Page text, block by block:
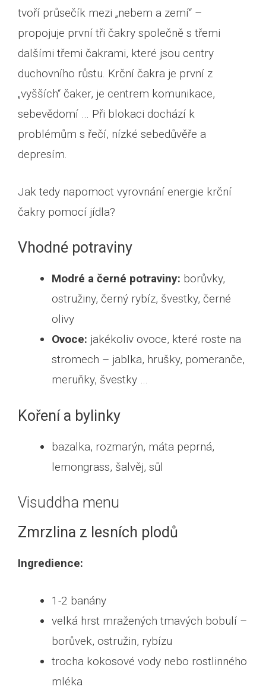
tvoří průsečík mezi „nebem a zemí“ –
propojuje první tři čakry společně s třemi
dalšími třemi čakrami, které jsou centry
duchovního růstu. Krční čakra je první z
„vyšších“ čaker, je centrem komunikace,
sebevědomí … Při blokaci dochází k
problémům s řečí, nízké sebedůvěře a
depresím.
Jak tedy napomoct vyrovnání energie krční
čakry pomocí jídla?
Vhodné potraviny
Modré a černé potraviny: borůvky,
ostružiny, černý rybíz, švestky, černé
olivy
Ovoce: jakékoliv ovoce, které roste na
stromech – jablka, hrušky, pomeranče,
meruňky, švestky …
Koření a bylinky
bazalka, rozmarýn, máta peprná,
lemongrass, šalvěj, sůl
Visuddha menu
Zmrzlina z lesních plodů
Ingredience:
1-2 banány
velká hrst mražených tmavých bobulí –
borůvek, ostružin, rybízu
trocha kokosové vody nebo rostlinného
mléka